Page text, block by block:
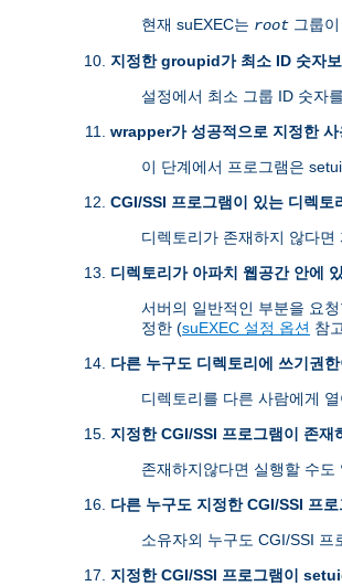
현재 suEXEC는 root 그룹
지정한 groupid가 최소 ID 숫자
설정에서 최소 그룹 ID 숫자
wrapper가 성공적으로 지정한
이 단계에서 프로그램은
CGI/SSI 프로그램이 있는 디렉
디렉토리가 존재하지 않다
디렉토리가 아파치 웹공간 안에
서버의 일반적인 부분을 요
정한 (suEXEC 설정 옵션 참
다른 누구도 디렉토리에 쓰기권한
디렉토리를 다른 사람에게
지정한 CGI/SSI 프로그램이 존재
존재하지않다면 실행할 수도
다른 누구도 지정한 CGI/SSI 프로
소유자외 누구도 CGI/SSI 프
지정한 CGI/SSI 프로그램이